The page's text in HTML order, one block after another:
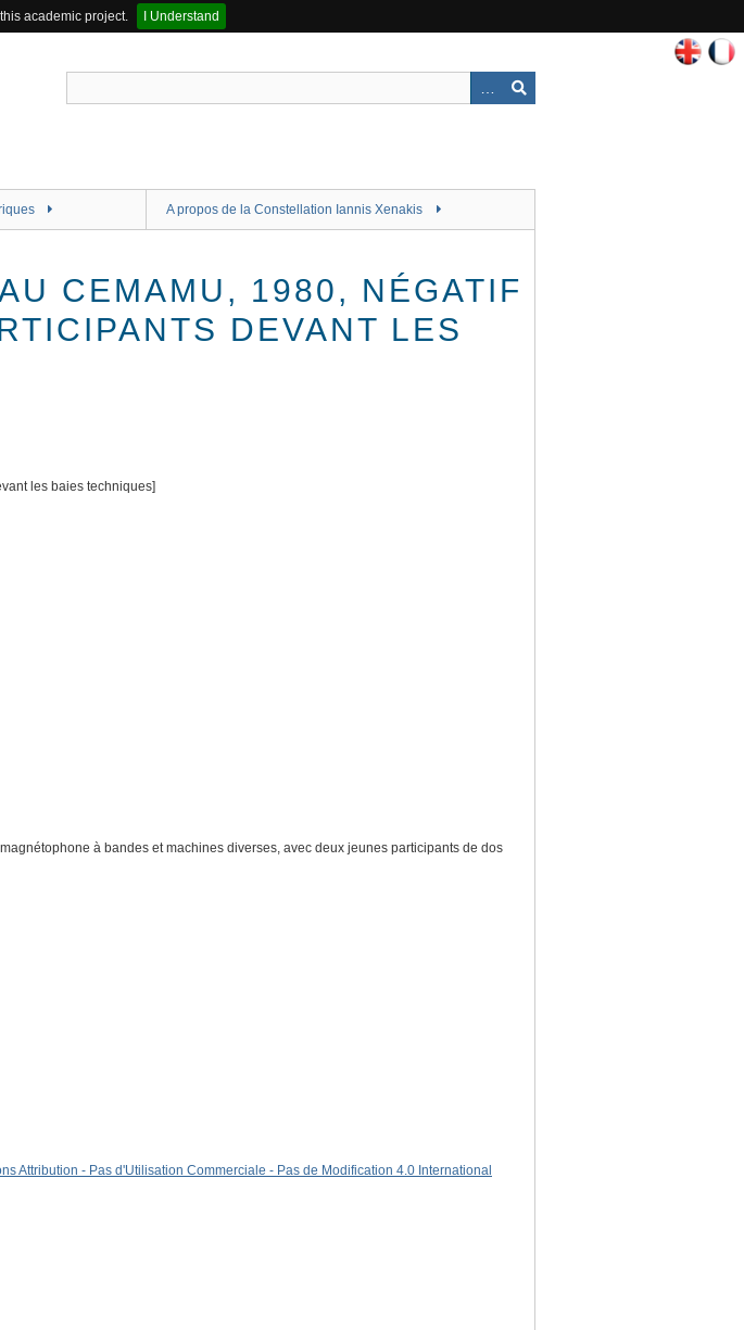
academic project.
I Understand
A propos de la Constellation Iannis Xenakis
CEMAMU, 1980, NÉGATIF
DEVANT LES
les baies techniques]
à bandes et machines diverses, avec deux jeunes participants de dos
Attribution - Pas d'Utilisation Commerciale - Pas de Modification 4.0 International